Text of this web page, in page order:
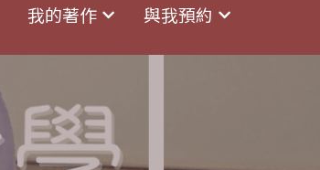
我的著作 與我預約
我的著作 與我預約